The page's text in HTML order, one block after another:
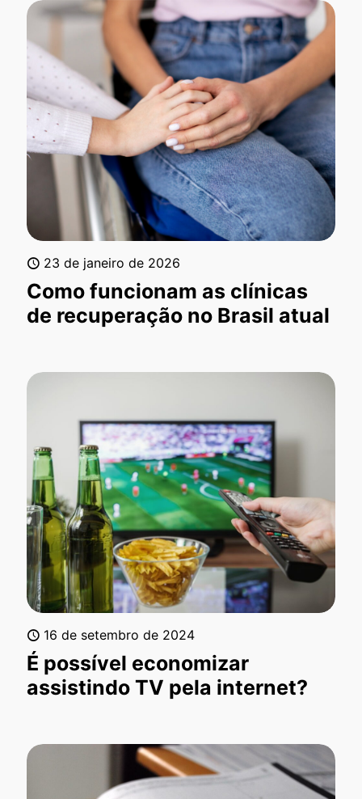
23 de janeiro de 2026
Como funcionam as clínicas
de recuperação no Brasil atual
16 de setembro de 2024
É possível economizar
assistindo TV pela internet?